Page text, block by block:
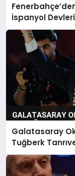
İspanyol
Galatasaray
Tuğberk